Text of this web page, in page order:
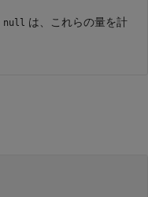
null は、これらの量を計